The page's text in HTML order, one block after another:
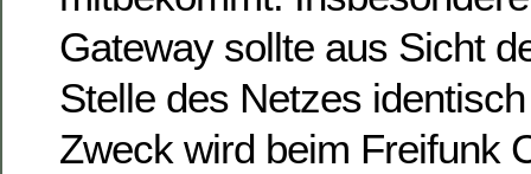
Gateway sollte aus Sicht
Stelle des Netzes
Zweck wird beim Freifunk